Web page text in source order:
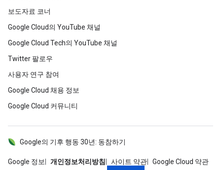
보도자료 코너
Google Cloud의 YouTube 채널
Google Cloud Tech의 YouTube 채널
Twitter 팔로우
사용자 연구 참여
Google Cloud 채용 정보
Google Cloud 커뮤니티
Google 정보 개인정보처리방침 사이트 약관 Google Cloud 약관
Google의 기후 행동 30년: 동참하기